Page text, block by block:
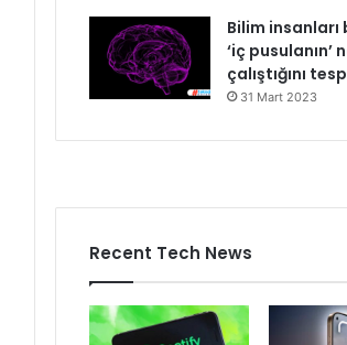
Bilim insanları
‘iç pusulanın’
çalıştığını
31 Mart 2023
Recent Tech News